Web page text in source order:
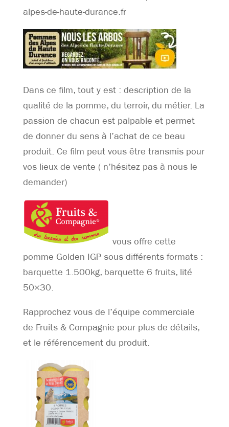
alpes-de-haute-durance.fr
Dans ce film, tout y est : description de la
qualité de la pomme, du terroir, du métier. La
passion de chacun est palpable et permet
de donner du sens à l’achat de ce beau
produit. Ce film peut vous être transmis pour
vos lieux de vente ( n’hésitez pas à nous le
demander)
vous offre cette
pomme Golden IGP sous différents formats :
barquette 1.500kg, barquette 6 fruits, lité
50×30.
Rapprochez vous de l’équipe commerciale
de Fruits & Compagnie pour plus de détails,
et le référencement du produit.